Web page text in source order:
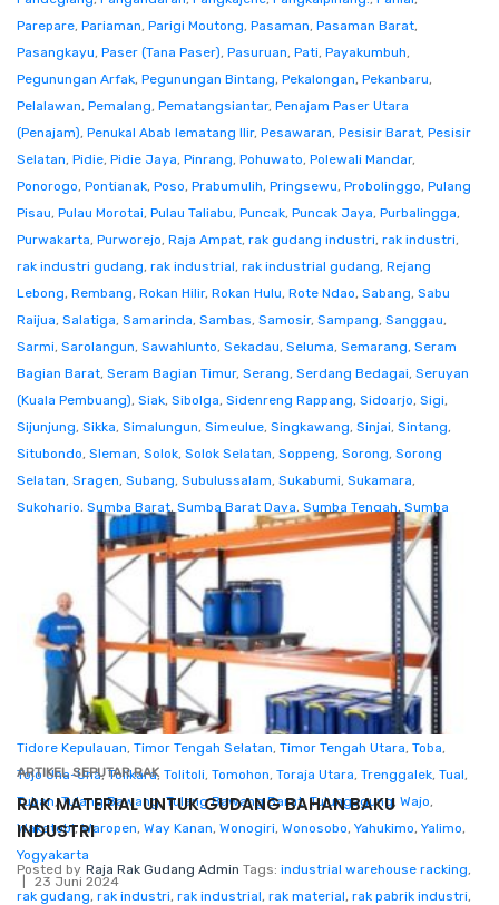
Parepare, Pariaman, Parigi Moutong, Pasaman, Pasaman Barat,
Pasangkayu, Paser (Tana Paser), Pasuruan, Pati, Payakumbuh,
Pegunungan Arfak, Pegunungan Bintang, Pekalongan, Pekanbaru,
Pelalawan, Pemalang, Pematangsiantar, Penajam Paser Utara
(Penajam), Penukal Abab lematang Ilir, Pesawaran, Pesisir Barat, Pesisir
Selatan, Pidie, Pidie Jaya, Pinrang, Pohuwato, Polewali Mandar,
Ponorogo, Pontianak, Poso, Prabumulih, Pringsewu, Probolinggo, Pulang
Pisau, Pulau Morotai, Pulau Taliabu, Puncak, Puncak Jaya, Purbalingga,
Purwakarta, Purworejo, Raja Ampat, rak gudang industri, rak industri,
rak industri gudang, rak industrial, rak industrial gudang, Rejang
Lebong, Rembang, Rokan Hilir, Rokan Hulu, Rote Ndao, Sabang, Sabu
Raijua, Salatiga, Samarinda, Sambas, Samosir, Sampang, Sanggau,
Sarmi, Sarolangun, Sawahlunto, Sekadau, Seluma, Semarang, Seram
Bagian Barat, Seram Bagian Timur, Serang, Serdang Bedagai, Seruyan
(Kuala Pembuang), Siak, Sibolga, Sidenreng Rappang, Sidoarjo, Sigi,
Sijunjung, Sikka, Simalungun, Simeulue, Singkawang, Sinjai, Sintang,
Situbondo, Sleman, Solok, Solok Selatan, Soppeng, Sorong, Sorong
Selatan, Sragen, Subang, Subulussalam, Sukabumi, Sukamara,
Sukoharjo, Sumba Barat, Sumba Barat Daya, Sumba Tengah, Sumba
Sumbawa,Sumbawa Barat,Sumedang,Sumenep,Sungaipenuh
Surabaya,Surakarta,Tabalong (Tanjung) Takalar
Tana Tidung (Tideng Pale),Tana Toraja
Tanah Bumbu
(Batulicin)
Tanah Datar Tanah Laut (Pelaihari)
Tangerang
Selatan,Tanggamus,Tanjung Jabung Barat,Tanjung Jabung Timur
Tanjungbalai
Tanjungpinang Tapanuli Selatan,Tapanuli Tengah,
Tapanuli Utara, Tapin (Rantau) Tarakan ,Tasikmalaya,Tebing Tinggi
Tebo, Tegal,Teluk Bintuni ,Teluk Wondama , Temanggung Ternate
Tidore Kepulauan, Timor Tengah Selatan, Timor Tengah Utara, Toba,
Tojo Una-Una,Tolikara, Tolitoli, Tomohon, Toraja Utara, Trenggalek, Tual,
Tuban,Tulang Bawang,Tulang Bawang Barat, Tulungagung, Wajo,
Wakatobi,Waropen, Way Kanan, Wonogiri, Wonosobo, Yahukimo, Yalimo,
Yogyakarta
23 Juni 2024
ARTIKEL SEPUTAR RAK
RAK MATERIAL UNTUK GUDANG BAHAN BAKU
INDUSTRI
Posted by Raja Rak Gudang Admin Tags: industrial warehouse racking,
rak gudang, rak industri, rak industrial, rak material, rak pabrik industri,